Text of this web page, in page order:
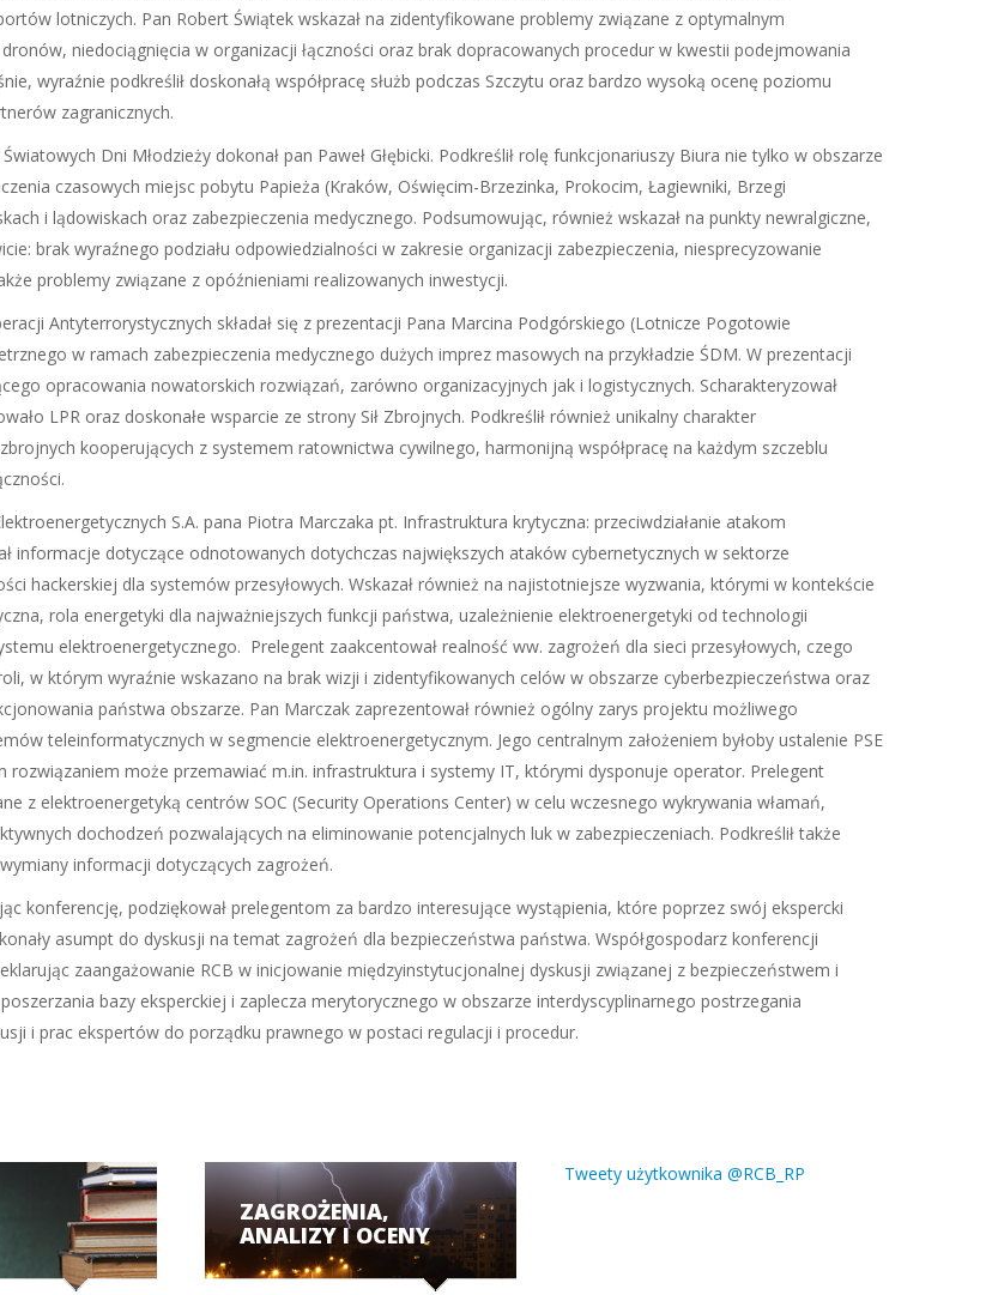
lotniczych. Pan Robert Świątek wskazał na zidentyfikowane problemy związane z optymalnym
niedociągnięcia w organizacji łączności oraz brak dopracowanych procedur w kwestii podejmowania
wyraźnie podkreślił doskonałą współpracę służb podczas Szczytu oraz bardzo wysoką ocenę poziomu
zagranicznych.
Dni Młodzieży dokonał pan Paweł Głębicki. Podkreślił rolę funkcjonariuszy Biura nie tylko w obszarze
czasowych miejsc pobytu Papieża (Kraków, Oświęcim-Brzezinka, Prokocim, Łagiewniki, Brzegi
i lądowiskach oraz zabezpieczenia medycznego. Podsumowując, również wskazał na punkty newralgiczne,
brak wyraźnego podziału odpowiedzialności w zakresie organizacji zabezpieczenia, niesprecyzowanie
problemy związane z opóźnieniami realizowanych inwestycji.
Antyterrorystycznych składał się z prezentacji Pana Marcina Podgórskiego (Lotnicze Pogotowie
w ramach zabezpieczenia medycznego dużych imprez masowych na przykładzie ŚDM. W prezentacji
opracowania nowatorskich rozwiązań, zarówno organizacyjnych jak i logistycznych. Scharakteryzował
LPR oraz doskonałe wsparcie ze strony Sił Zbrojnych. Podkreślił również unikalny charakter
kooperujących z systemem ratownictwa cywilnego, harmonijną współpracę na każdym szczeblu
S.A. pana Piotra Marczaka pt. Infrastruktura krytyczna: przeciwdziałanie atakom
informacje dotyczące odnotowanych dotychczas największych ataków cybernetycznych w sektorze
hackerskiej dla systemów przesyłowych. Wskazał również na najistotniejsze wyzwania, którymi w kontekście
rola energetyki dla najważniejszych funkcji państwa, uzależnienie elektroenergetyki od technologii
elektroenergetycznego. Prelegent zaakcentował realność ww. zagrożeń dla sieci przesyłowych, czego
w którym wyraźnie wskazano na brak wizji i zidentyfikowanych celów w obszarze cyberbezpieczeństwa oraz
państwa obszarze. Pan Marczak zaprezentował również ogólny zarys projektu możliwego
teleinformatycznych w segmencie elektroenergetycznym. Jego centralnym założeniem byłoby ustalenie PSE
rozwiązaniem może przemawiać m.in. infrastruktura i systemy IT, którymi dysponuje operator. Prelegent
z elektroenergetyką centrów SOC (Security Operations Center) w celu wczesnego wykrywania włamań,
dochodzeń pozwalających na eliminowanie potencjalnych luk w zabezpieczeniach. Podkreślił także
informacji dotyczących zagrożeń.
konferencję, podziękował prelegentom za bardzo interesujące wystąpienia, które poprzez swój ekspercki
asumpt do dyskusji na temat zagrożeń dla bezpieczeństwa państwa. Współgospodarz konferencji
zaangażowanie RCB w inicjowanie międzyinstytucjonalnej dyskusji związanej z bezpieczeństwem i
bazy eksperckiej i zaplecza merytorycznego w obszarze interdyscyplinarnego postrzegania
i prac ekspertów do porządku prawnego w postaci regulacji i procedur.
ZAGROŻENIA,
ANALIZY I OCENY
Tweety użytkownika @RCB_RP